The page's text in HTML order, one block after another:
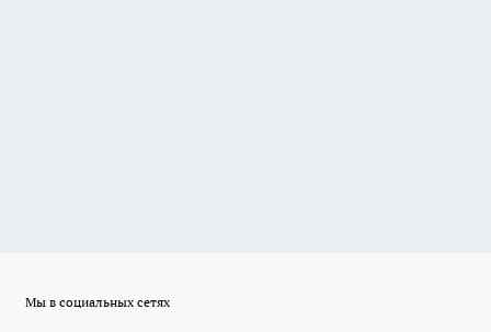
Мы в социальных сетях